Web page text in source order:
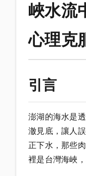
峽水流
心理克
引言
澎湖的海水是
澈見底，讓人
正下水，那些
裡是台灣海峽，